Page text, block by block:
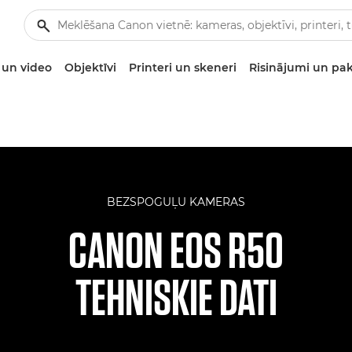
video Objektīvi Printeri un skeneri Risinājumi un
BEZSPOGUĻU KAMERAS
CANON EOS R50
TEHNISKIE DATI